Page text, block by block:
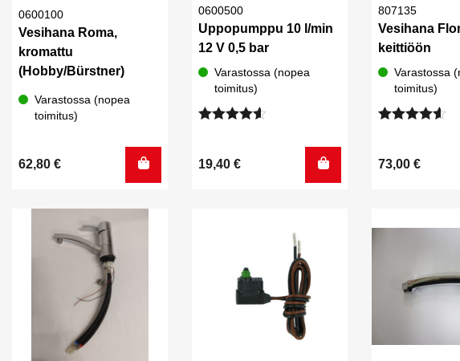
0600100
Vesihana Roma,
kromattu
(Hobby/Bürstner)
Varastossa (nopea
toimitus)
62,80 €
0600500
Uppopumppu 10 l/min
12 V 0,5 bar
Varastossa (nopea
toimitus)
4.50/ 5
19,40 €
807135
Vesihana
keittiöön
Varastossa
toimitus)
4.50/ 5
73,00 €